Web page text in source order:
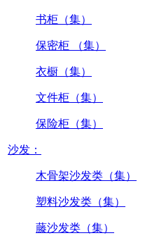
书柜（集）
保密柜 （集）
衣橱（集）
文件柜（集）
保险柜（集）
沙发：
木骨架沙发类（集）
塑料沙发类（集）
藤沙发类（集）